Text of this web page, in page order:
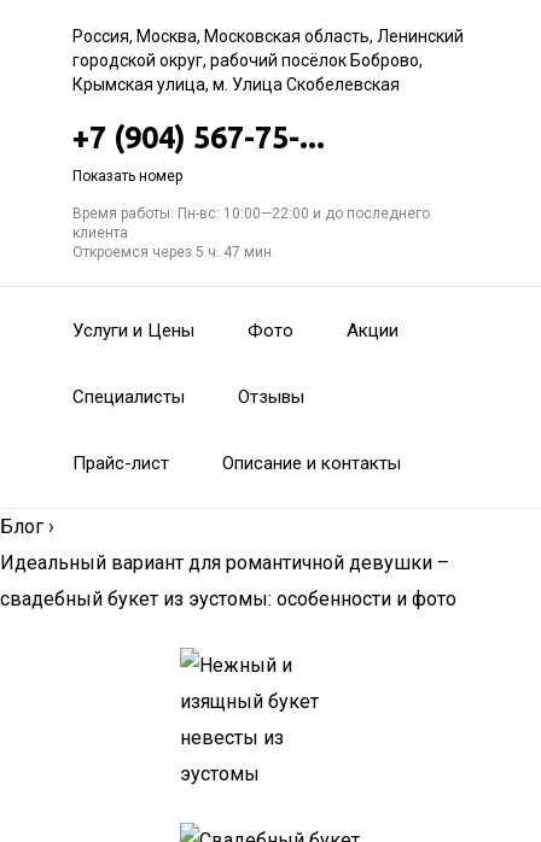
Россия, Москва, Московская область, Ленинский
городской округ, рабочий посёлок Боброво,
Крымская улица, м. Улица Скобелевская
+7 (904) 567-75-...
Показать номер
Время работы: Пн-вс: 10:00—22:00 и до последнего
клиента
Откроемся через 5 ч. 47 мин.
Услуги и Цены Фото Акции
Специалисты Отзывы
Прайс-лист Описание и контакты
Блог ›
Идеальный вариант для романтичной девушки –
свадебный букет из эустомы: особенности и фото